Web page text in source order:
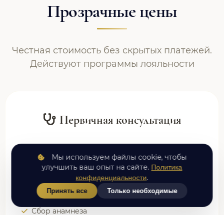
Прозрачные цены
Честная стоимость без скрытых платежей.
Действуют программы лояльности
Первичная консультация
0 ₽
Осмотр и консультация врача
Сбор анамнеза
Мы используем файлы cookie, чтобы
улучшить ваш опыт на сайте. Политика
конфиденциальности.
Принять все Только необходимые